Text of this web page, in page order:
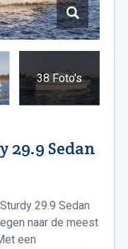
38 Foto's
29.9 Sedan
29.9 Sedan
naar de meest
een